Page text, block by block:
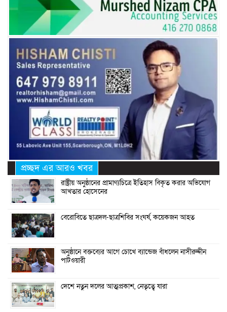
প্রচ্ছদ এর আরও খবর
রাষ্ট্রীয় অনুষ্ঠানের প্রামাণ্যচিত্রে ইতিহাস বিকৃত করার অভিযোগ
আখতার হোসেনের
বেরোবিতে ছাত্রদল-ছাত্রশিবির সংঘর্ষ, কয়েকজন আহত
অনুষ্ঠানে বক্তব্যের আগে চোখে ব্যান্ডেজ বাঁধলেন নাসীরুদ্দীন
পাটওয়ারী
দেশে নতুন দলের আত্মপ্রকাশ, নেতৃত্বে যারা